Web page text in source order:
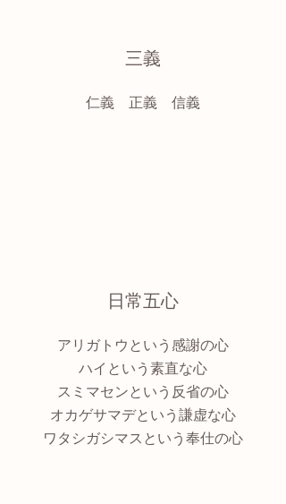
三義
仁義 正義 信義
日常五心
アリガトウという感謝の心
ハイという素直な心
スミマセンという反省の心
オカゲサマデという謙虚な心
​ワタシガシマスという奉仕の心